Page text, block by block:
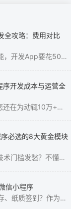
全攻略：费用对比
“90%的企业老板都不知道：同样的功能，开发App要花50万，而小程序仅需5万！更扎心的是，你砸钱做的App用户根本不想下载，而小程序却能‘即用即走’，流量暴涨300%！” 如果你还在纠结“选小程序还是App”，甚至以为…
序开发成本与运营全
当同行通过小程序月增30万营收时，您还在为动辄10万+的开发费犯愁？ 当竞争对手的同城模板小程序3天上线时，您还在纠结功能模块如何配置？ 这绝非危言耸听——90%的企业主不知道： 开源商城小程序与同城模板小程序的…
必选的8大黄金模块
“别人靠小程序月入过万，你却还在为技术门槛发愁？不懂代码、不会设计、没钱招团队……这些借口今天统统作废！重庆小程序开发风口，0基础小白也能靠【企业小程序开发】的【8大黄金模块】和【3个裂变…
信小程序
颠覆传统！你的生意还在用Excel管库存、纸质签到？作为老板，你是否每天被这些问题困扰？ ✅ 库存数据混乱，总在“缺货”和“积压”之间反复横跳； ✅ 活动签到靠手写，效率低、易出错，客户体验…